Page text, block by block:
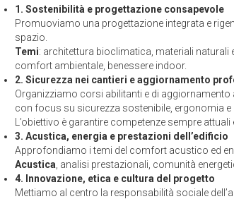
1. Sostenibilità e progettazione consapevole
Promuoviamo una progettazione integrata e
spazio.
Temi: architettura bioclimatica, materiali naturali
comfort ambientale, benessere indoor.
2. Sicurezza nei cantieri e aggiornamento
Organizziamo corsi abilitanti e di aggiornamento
con focus su sicurezza sostenibile, ergonomia
L’obiettivo è garantire competenze sempre
3. Acustica, energia e prestazioni dell’edificio
Approfondiamo i temi del comfort acustico ed
Acustica , analisi prestazionali, comunità
4. Innovazione, etica e cultura del progetto
Mettiamo al centro la responsabilità sociale